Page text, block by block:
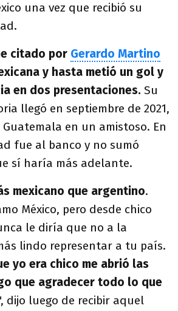
una vez que recibió su
citado por Gerardo Martino
y hasta metió un gol y
en dos presentaciones. Su
llegó en septiembre de 2021,
en un amistoso. En
fue al banco y no sumó
sí haría más adelante.
mexicano que argentino.
México, pero desde chico
le diría que no a la
lindo representar a tu país.
yo era chico me abrió las
que agradecer todo lo que
dijo luego de recibir aquel